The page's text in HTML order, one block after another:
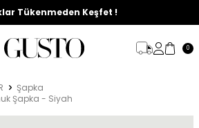
Büyük Yaz İndirim Başladı !
Tükenmeden Keşfet !
0
Şapka
Şapka - Siyah